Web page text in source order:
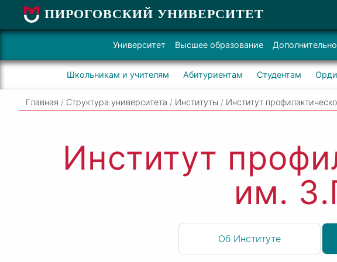
ПИРОГОВСКИЙ УНИВЕРСИТЕТ
Университет Высшее образование
Школьникам и учителям Абитуриентам Студентам
Главная / Структура университета / Институты / Институт
Институт
им.
Об Институте